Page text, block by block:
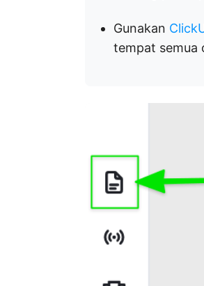
Gunakan
tempat semua